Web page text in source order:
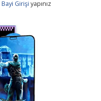
Bayi Girişi yapınız